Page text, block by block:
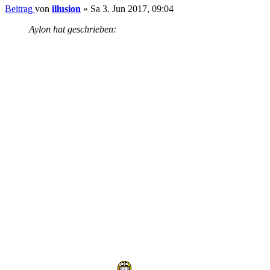
Beitrag von illusion » Sa 3. Jun 2017, 09:04
Aylon hat geschrieben: